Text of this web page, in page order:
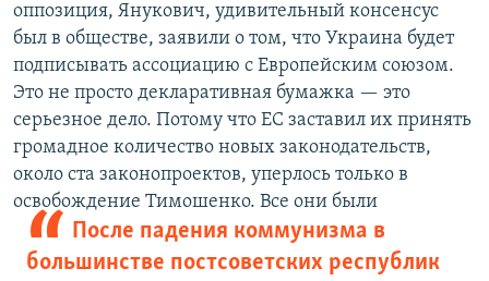
оппозиция, Янукович, удивительный консенсус
был в обществе, заявили о том, что Украина будет
подписывать ассоциацию с Европейским союзом.
Это не просто декларативная бумажка — это
серьезное дело. Потому что ЕС заставил их принять
громадное количество новых законодательств,
около ста законопроектов, уперлось только в
освобождение
После падения коммунизма в
большинстве постсоветских республик
Тимошенко. Все они были